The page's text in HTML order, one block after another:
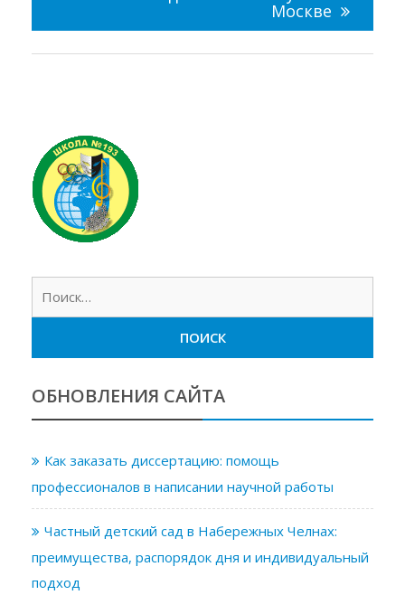
Москве
ОБНОВЛЕНИЯ САЙТА
Как заказать диссертацию: помощь
профессионалов в написании научной работы
Частный детский сад в Набережных Челнах:
преимущества, распорядок дня и индивидуальный
подход